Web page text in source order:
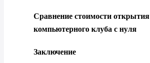
Сравнение стоимости открытия
компьютерного клуба с нуля
Заключение